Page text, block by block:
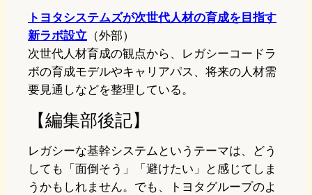
トヨタシステムズが次世代人材の育成を目指す
新ラボ設立 （外部）
次世代人材育成の観点から、レガシーコードラ
ボの育成モデルやキャリアパス、将来の人材需
要見通しなどを整理している。
【編集部後記】
レガシーな基幹システムというテーマは、どう
しても「面倒そう」「避けたい」と感じてしま
うかもしれません。でも、トヨタグループのよ